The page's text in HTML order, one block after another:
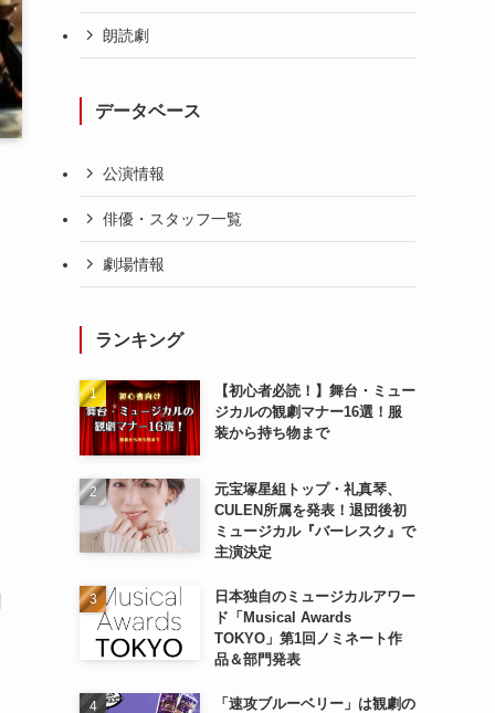
朗読劇
データベース
公演情報
俳優・スタッフ一覧
劇場情報
ランキング
【初心者必読！】舞台・ミュー
ジカルの観劇マナー16選！服
装から持ち物まで
元宝塚星組トップ・礼真琴、
CULEN所属を発表！退団後初
ミュージカル『バーレスク』で
主演決定
日本独自のミュージカルアワー
ド「Musical Awards
TOKYO」第1回ノミネート作
品＆部門発表
「速攻ブルーベリー」は観劇の